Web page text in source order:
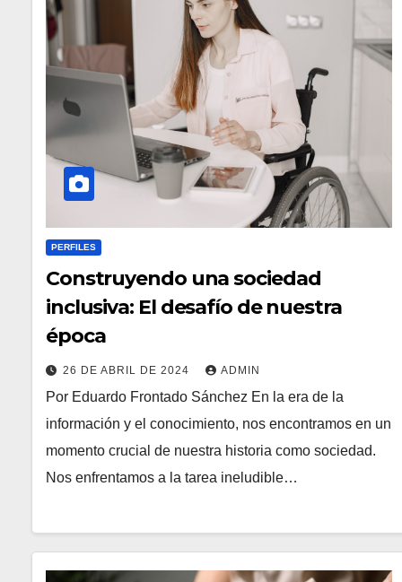
PERFILES
Construyendo una sociedad
inclusiva: El desafío de nuestra
época
26 DE ABRIL DE 2024 ADMIN
Por Eduardo Frontado Sánchez En la era de la
información y el conocimiento, nos encontramos en un
momento crucial de nuestra historia como sociedad.
Nos enfrentamos a la tarea ineludible…